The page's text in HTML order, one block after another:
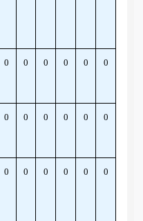
0 0 0 0 0 0
0 0 0 0 0 0
0 0 0 0 0 0